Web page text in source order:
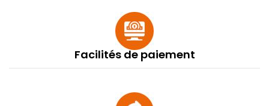
Facilités de paiement